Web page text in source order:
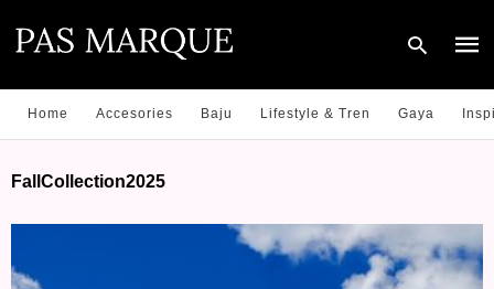
and
hit
Home Accesories Baju Lifestyle & Tren Gaya
FallCollection2025